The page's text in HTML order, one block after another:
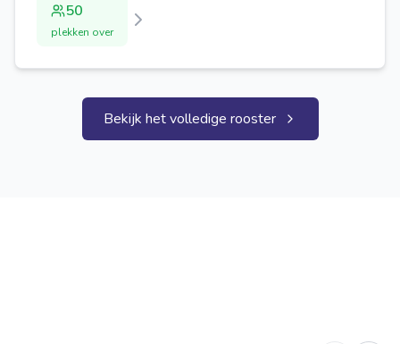
50
plekken over
Bekijk het volledige rooster